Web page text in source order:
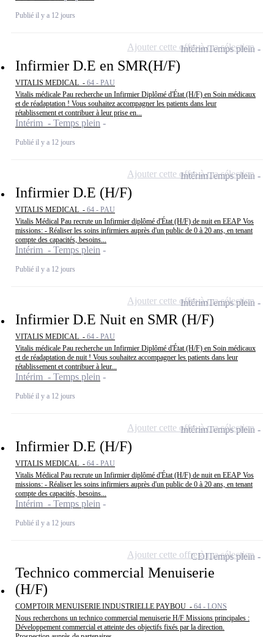
Publié il y a 12 jours
Infirmier D.E en SMR(H/F)
VITALIS MEDICAL - 64 - PAU
Vitalis médicale Pau recherche un Infirmier Diplômé d'État (H/F) en Soin médicaux
et de réadaptation ! Vous souhaitez accompagner les patients dans leur
rétablissement et contribuer à leur prise en...
Intérim - Temps plein
Publié il y a 12 jours
IntérimTemps plein
Ajouter cette offre à ma sélection
Infirmier D.E (H/F)
VITALIS MEDICAL - 64 - PAU
Vitalis Médical Pau recrute un Infirmier diplômé d'État (H/F) de nuit en EEAP Vos
missions: - Réaliser les soins infirmiers auprès d'un public de 0 à 20 ans, en tenant
compte des capacités, besoins...
Intérim - Temps plein
Publié il y a 12 jours
IntérimTemps plein
Ajouter cette offre à ma sélection
Infirmier D.E Nuit en SMR (H/F)
VITALIS MEDICAL - 64 - PAU
Vitalis médicale Pau recherche un Infirmier Diplômé d'État (H/F) en Soin médicaux
et de réadaptation de nuit ! Vous souhaitez accompagner les patients dans leur
rétablissement et contribuer à leur...
Intérim - Temps plein
Publié il y a 12 jours
IntérimTemps plein
Ajouter cette offre à ma sélection
Infirmier D.E (H/F)
VITALIS MEDICAL - 64 - PAU
Vitalis Médical Pau recrute un Infirmier diplômé d'État (H/F) de nuit en EEAP Vos
missions: - Réaliser les soins infirmiers auprès d'un public de 0 à 20 ans, en tenant
compte des capacités, besoins...
Intérim - Temps plein
Publié il y a 12 jours
IntérimTemps plein
Ajouter cette offre à ma sélection
Technico commercial Menuiserie
(H/F)
COMPTOIR MENUISERIE INDUSTRIELLE PAYBOU - 64 - LONS
Nous recherchons un technico commercial menuiserie H/F Missions principales :
Développement commercial et atteinte des objectifs fixés par la direction.
CDITemps plein
Ajouter cette offre à ma sélection